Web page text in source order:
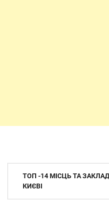
Навігація
записів
ТОП -14 МІСЦЬ ТА
КИЄВІ